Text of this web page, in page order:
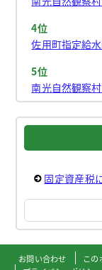
4位
佐用町指定給
5位
南光自然観察
固定資産税
お問い合わせ この